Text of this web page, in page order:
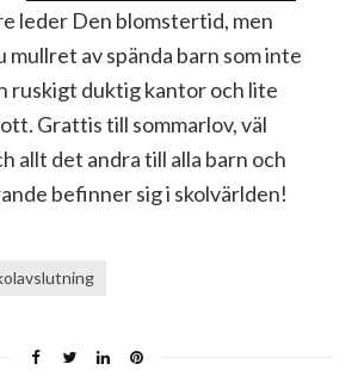
leder Den blomstertid, men
av spända barn som inte
ruskigt duktig kantor och lite
Grattis till sommarlov, väl
allt det andra till alla barn och
befinner sig i skolvärlden!